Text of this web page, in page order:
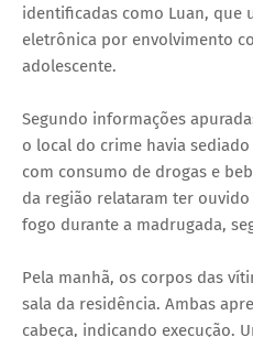
identificadas como Luan, que
eletrônica por envolvimento
adolescente.
Segundo informações
o local do crime havia
com consumo de drogas e
da região relataram ter
fogo durante a madrugada,
Pela manhã, os corpos das
sala da residência. Ambas
cabeça, indicando execução.